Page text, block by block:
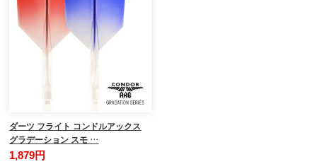
ダーツ フライト コンドルアックス
グラデーション スモ …
1,879円